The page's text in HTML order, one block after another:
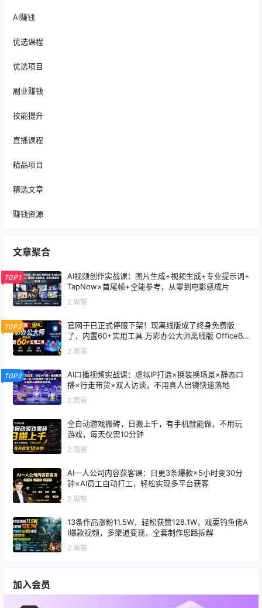
AI赚钱
优选课程
优选项目
副业赚钱
技能提升
直播课程
精品项目
精选文章
赚钱资源
文章聚合
TOP1
AI视频创作实战课：图片生成+视频生成+专业提示词+
TapNow×首尾帧+全能参考，从零到电影感成片
2 周前
TOP2
官网于已正式停服下架！现离线版成了终身免费版
了，内置60+实用工具 万彩办公大师离线版 OfficeBo
x
2 周前
TOP3
AI口播视频实战课：虚拟IP打造×换装换场景×静态口
播×行走带货×双人访谈，不用真人出镜快速落地
2 周前
全自动游戏搬砖，日搬上千，有手机就能做，不用玩
游戏，每天仅需10分钟
2 周前
AI一人公司内容获客课：日更3条爆款×5小时变30分
钟×AI员工自动打工，轻松实现多平台获客
2 周前
13条作品涨粉11.5W，轻松获赞128.1W，戏耍钓鱼佬A
I爆款视频，多渠道变现，全套制作思路拆解
2 周前
加入会员